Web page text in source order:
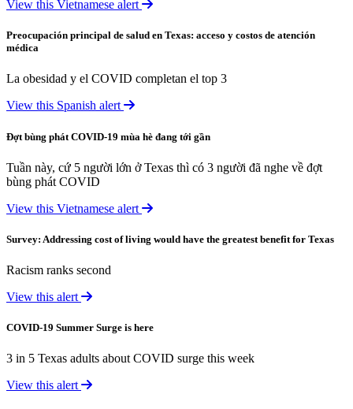
View this Vietnamese alert
Preocupación principal de salud en Texas: acceso y costos de atención
médica
La obesidad y el COVID completan el top 3
View this Spanish alert
Đợt bùng phát COVID-19 mùa hè đang tới gần
Tuần này, cứ 5 người lớn ở Texas thì có 3 người đã nghe về đợt
bùng phát COVID
View this Vietnamese alert
Survey: Addressing cost of living would have the greatest benefit for Texas
Racism ranks second
View this alert
COVID-19 Summer Surge is here
3 in 5 Texas adults about COVID surge this week
View this alert